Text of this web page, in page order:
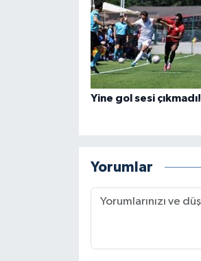
Yine gol sesi çıkmadı!
Yorumlar